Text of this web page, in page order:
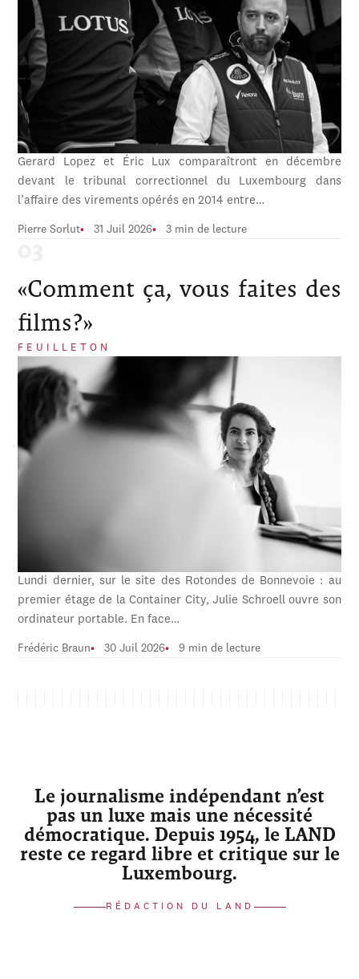
Gerard Lopez et Éric Lux comparaîtront en décembre
devant le tribunal correctionnel du Luxembourg dans
l’affaire des virements opérés en 2014 entre…
Pierre Sorlut 31 Juil 2026 3 min de lecture
«Comment ça, vous faites des
films?»
FEUILLETON
Lundi dernier, sur le site des Rotondes de Bonnevoie : au
premier étage de la Container City, Julie Schroell ouvre son
ordinateur portable. En face…
Frédéric Braun 30 Juil 2026 9 min de lecture
Le journalisme indépendant n’est
pas un luxe mais une nécessité
démocratique. Depuis 1954, le LAND
reste ce regard libre et critique sur le
Luxembourg.
RÉDACTION DU LAND